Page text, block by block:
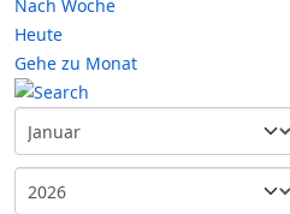
Nach Woche
Heute
Gehe zu Monat